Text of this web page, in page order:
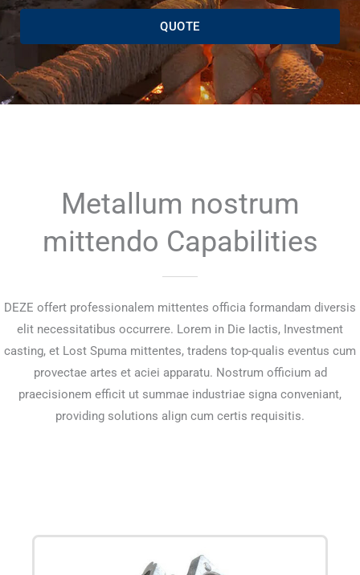
QUOTE
Metallum nostrum
mittendo Capabilities
DEZE offert professionalem mittentes officia formandam diversis
elit necessitatibus occurrere. Lorem in Die Iactis, Investment
casting, et Lost Spuma mittentes, tradens top-qualis eventus cum
provectae artes et aciei apparatu. Nostrum officium ad
praecisionem efficit ut summae industriae signa conveniant,
providing solutions align cum certis requisitis.